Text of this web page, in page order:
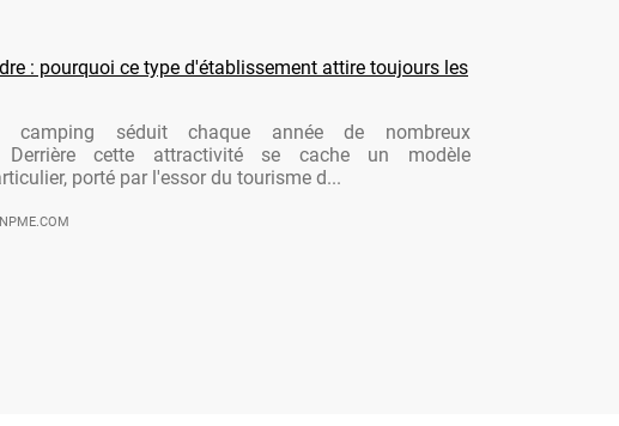
: pourquoi ce type d'établissement attire toujours les
camping séduit chaque année de nombreux
Derrière cette attractivité se cache un modèle
porté par l'essor du tourisme d...